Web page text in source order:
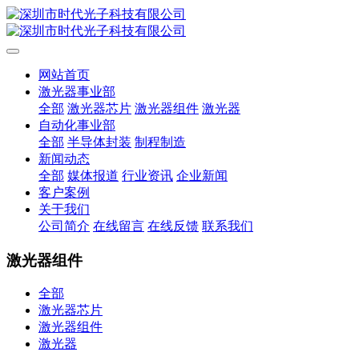
网站首页
激光器事业部
全部 激光器芯片 激光器组件 激光器
自动化事业部
全部 半导体封装 制程制造
新闻动态
全部 媒体报道 行业资讯 企业新闻
客户案例
关于我们
公司简介 在线留言 在线反馈 联系我们
激光器组件
全部
激光器芯片
激光器组件
激光器